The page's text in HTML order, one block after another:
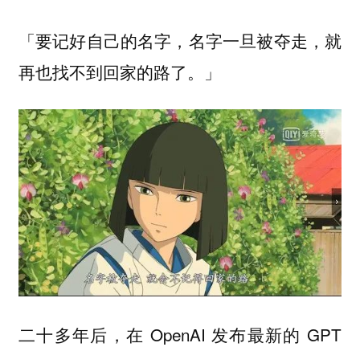
「要记好自己的名字，名字一旦被夺走，就
再也找不到回家的路了。」
二十多年后，在 OpenAI 发布最新的 GPT